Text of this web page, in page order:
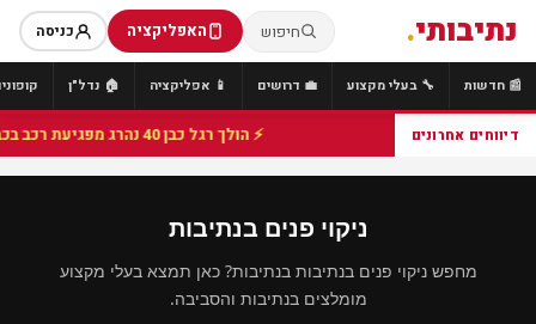
נתיבותי. חיפוש האפליקציה כניסה
📰 חדשות 🔧 בעלי מקצוע 💼 דרושים 📱 אפליקציה 🏠 נדל"ן
דיווחים אחרונים ⚡ הולך רגל כבן 40 נהרג מפגיעת רכב בכביש 25 סמוך לצומת הנשיא, מתנדבי זק"א פועלו בזירה
ניקוי פנים בנתיבות
מחפש ניקוי פנים בנתיבות בנתיבות? כאן תמצא בעלי מקצוע
מומלצים בנתיבות והסביבה.